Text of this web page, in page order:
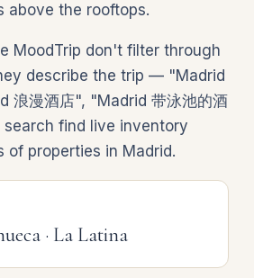
above the rooftops.
MoodTrip don't filter through
describe the trip — "Madrid
浪漫酒店", "Madrid 带泳池的酒
find live inventory
of properties in Madrid.
· La Latina